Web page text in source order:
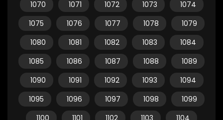
1070
1071 1072 1073
1074
1075
1076 1077 1078
1079
1080
1081 1082 1083
1084
1085
1086 1087 1088
1089
1090
1091 1092 1093
1094
1095
1096 1097 1098
1099